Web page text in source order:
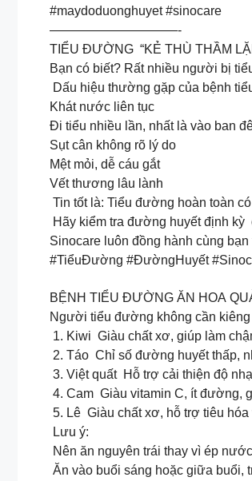
#maydoduonghuyet #sinocare
——————————-
TIỂU ĐƯỜNG “KẺ THÙ THẦM
Bạn có biết? Rất nhiều người bị
Dấu hiệu thường gặp của bệnh
Khát nước liên tục
Đi tiểu nhiều lần, nhất là vào ban
Sụt cân không rõ lý do
Mệt mỏi, dễ cáu gắt
Vết thương lâu lành
Tin tốt là: Tiểu đường hoàn toàn
Hãy kiểm tra đường huyết định
Sinocare luôn đồng hành cùng
#TiểuĐường #ĐườngHuyết
BỆNH TIỂU ĐƯỜNG ĂN HOA
Người tiểu đường không cần
1. Kiwi Giàu chất xơ, giúp làm
2. Táo Chỉ số đường huyết thấp,
3. Việt quất Hỗ trợ cải thiện độ
4. Cam Giàu vitamin C, ít đường,
5. Lê Giàu chất xơ, hỗ trợ tiêu
Lưu ý:
Nên ăn nguyên trái thay vì ép
Ăn vào buổi sáng hoặc giữa buổi,